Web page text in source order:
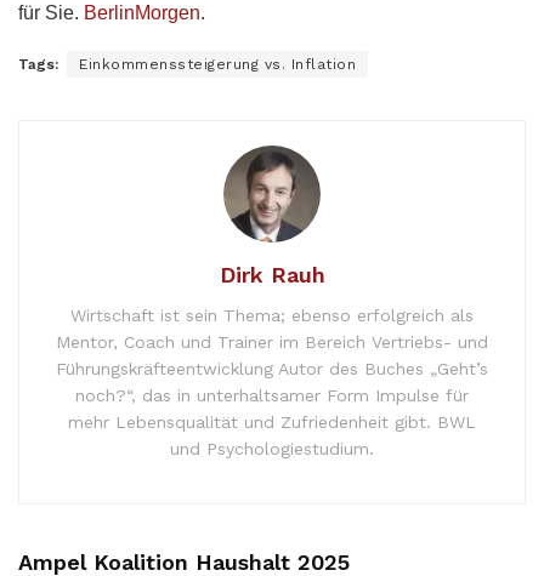
für Sie. BerlinMorgen.
Tags: Einkommenssteigerung vs. Inflation
Dirk Rauh
Wirtschaft ist sein Thema; ebenso erfolgreich als
Mentor, Coach und Trainer im Bereich Vertriebs- und
Führungskräfteentwicklung Autor des Buches „Geht’s
noch?“, das in unterhaltsamer Form Impulse für
mehr Lebensqualität und Zufriedenheit gibt. BWL
und Psychologiestudium.
Ampel Koalition Haushalt 2025